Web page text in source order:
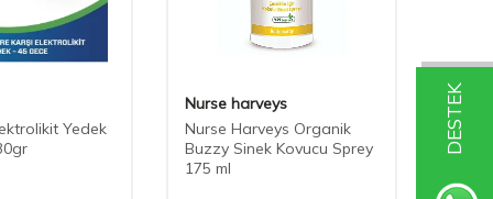
DESTEK
Yedek
Nurse harveys
Nurse Harveys Organik
Buzzy Sinek Kovucu Sprey
175 ml
Bayer